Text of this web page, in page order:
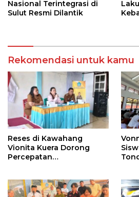
Nasional Terintegrasi di
Sulut Resmi Dilantik
Rekomendasi untuk kamu
Reses di Kawahang
Vionita Kuera Dorong
Percepatan